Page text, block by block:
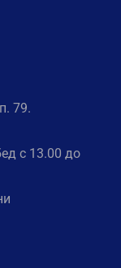
79.
с 13.00 до